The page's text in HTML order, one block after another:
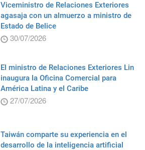
Viceministro de Relaciones Exteriores
agasaja con un almuerzo a ministro de
Estado de Belice
30/07/2026
El ministro de Relaciones Exteriores Lin
inaugura la Oficina Comercial para
América Latina y el Caribe
27/07/2026
Taiwán comparte su experiencia en el
desarrollo de la inteligencia artificial